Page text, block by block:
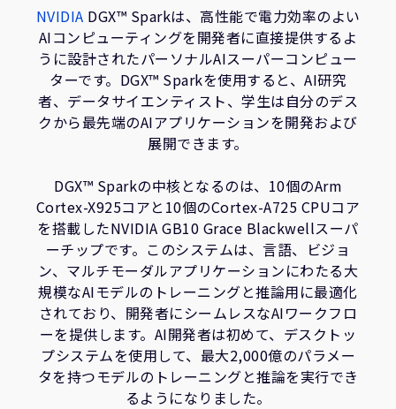
IR関連
セキュリティ脆弱性の報告
グローバル本社
110 Fulbourn Road
Cambridge, UK
Fax: + 44(1223) 400 410
全てのオフィスを見る
NVIDIA DGX™ Sparkは、高性能で電力効率のよい
AIコンピューティングを開発者に直接提供するよ
うに設計されたパーソナルAIスーパーコンピュー
ターです。DGX™ Sparkを使用すると、AI研究
者、データサイエンティスト、学生は自分のデス
クから最先端のAIアプリケーションを開発および
展開できます。
DGX™ Sparkの中核となるのは、10個のArm
Cortex-X925コアと10個のCortex-A725 CPUコア
を搭載したNVIDIA GB10 Grace Blackwellスーパ
ーチップです。このシステムは、言語、ビジョ
ン、マルチモーダルアプリケーションにわたる大
規模なAIモデルのトレーニングと推論用に最適化
されており、開発者にシームレスなAIワークフロ
ーを提供します。AI開発者は初めて、デスクトッ
プシステムを使用して、最大2,000億のパラメー
タを持つモデルのトレーニングと推論を実行でき
るようになりました。